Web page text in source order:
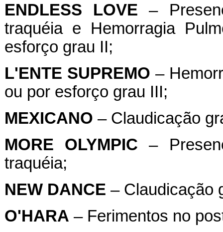
ENDLESS
LOVE –
traquéia e Hemorragia
esforço grau II;
L'ENTE SUPREMO –
ou por esforço grau III;
MEXICANO – Claudicação
MORE
OLYMPIC –
traquéia;
NEW DANCE – Claudicação
O'HARA – Ferimentos no